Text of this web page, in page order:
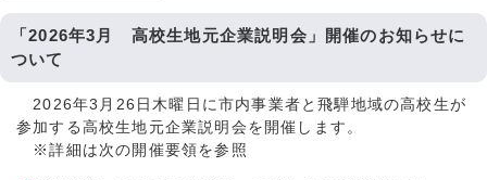
「2026年3月 高校生地元企業説明会」開催のお知らせに
ついて
2026年3月26日木曜日に市内事業者と飛騨地域の高校生が
参加する高校生地元企業説明会を開催します。
※詳細は次の開催要領を参照